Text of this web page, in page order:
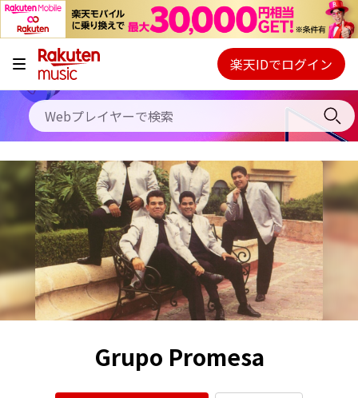
キャンペーン
料金プラン
使い方
初回30日間無料お試し
Webプレイヤー
ご契約内容の確認・変更
楽天IDでログイン
Grupo Promesa